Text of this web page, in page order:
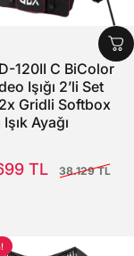
120II C BiColor
Işığı 2’li Set
Gridli Softbox
Ayağı
TL
38.129 TL